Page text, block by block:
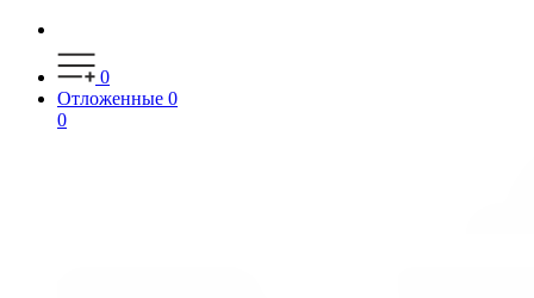
0
Отложенные 0
0